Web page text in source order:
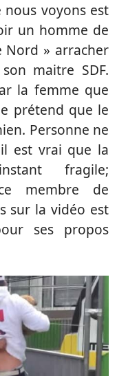
voyons est
un homme de
Nord » arracher
maitre SDF.
la femme que
prétend que le
Personne ne
est vrai que la
fragile;
membre de
sur la vidéo est
ses propos